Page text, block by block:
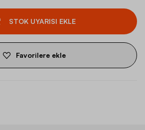
STOK UYARISI EKLE
Favorilere ekle